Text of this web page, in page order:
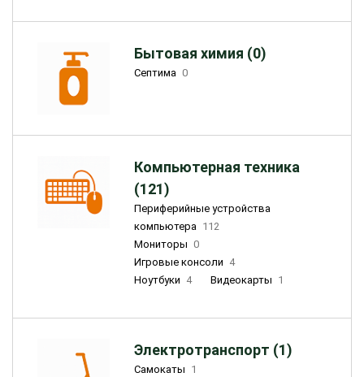
Бытовая химия (0)
Септима 0
Компьютерная техника
(121)
Периферийные устройства
компьютера 112
Мониторы 0
Игровые консоли 4
Ноутбуки 4 Видеокарты 1
Электротранспорт (1)
Самокаты 1